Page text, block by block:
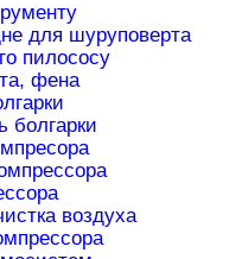
для шуруповерта
пилососу
фена
болгарки
воздуха